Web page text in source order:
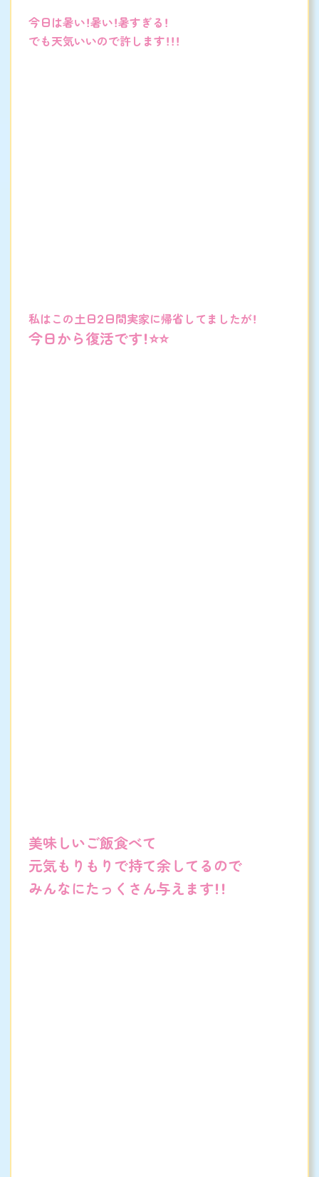
今日は暑い！暑い！暑すぎる！
でも天気いいので許します！！！
私はこの土日2日間実家に帰省してましたが！
今日から復活です！⭐️⭐️
美味しいご飯食べて
元気もりもりで持て余してるので
みんなにたっくさん与えます！！